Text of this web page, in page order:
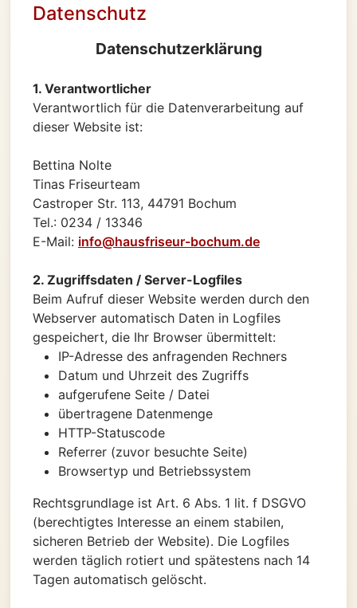
Datenschutz
Datenschutzerklärung
1. Verantwortlicher
Verantwortlich für die Datenverarbeitung auf
dieser Website ist:
Bettina Nolte
Tinas Friseurteam
Castroper Str. 113, 44791 Bochum
Tel.: 0234 / 13346
E-Mail: info@hausfriseur-bochum.de
2. Zugriffsdaten / Server-Logfiles
Beim Aufruf dieser Website werden durch den
Webserver automatisch Daten in Logfiles
gespeichert, die Ihr Browser übermittelt:
IP-Adresse des anfragenden Rechners
Datum und Uhrzeit des Zugriffs
aufgerufene Seite / Datei
übertragene Datenmenge
HTTP-Statuscode
Referrer (zuvor besuchte Seite)
Browsertyp und Betriebssystem
Rechtsgrundlage ist Art. 6 Abs. 1 lit. f DSGVO
(berechtigtes Interesse an einem stabilen,
sicheren Betrieb der Website). Die Logfiles
werden täglich rotiert und spätestens nach 14
Tagen automatisch gelöscht.